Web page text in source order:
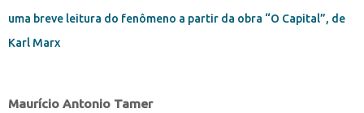
uma breve leitura do fenômeno a partir da obra “O Capital”, de
Karl Marx
Maurício Antonio Tamer